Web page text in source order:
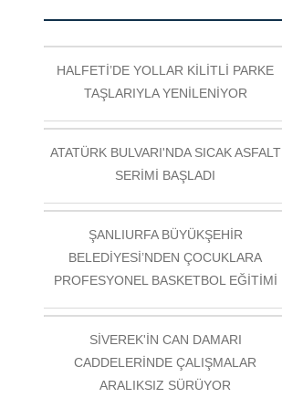
HALFETİ’DE YOLLAR KİLİTLİ PARKE
TAŞLARIYLA YENİLENİYOR
ATATÜRK BULVARI'NDA SICAK ASFALT
SERİMİ BAŞLADI
ŞANLIURFA BÜYÜKŞEHİR
BELEDİYESİ’NDEN ÇOCUKLARA
PROFESYONEL BASKETBOL EĞİTİMİ
SİVEREK'İN CAN DAMARI
CADDELERİNDE ÇALIŞMALAR
ARALIKSIZ SÜRÜYOR